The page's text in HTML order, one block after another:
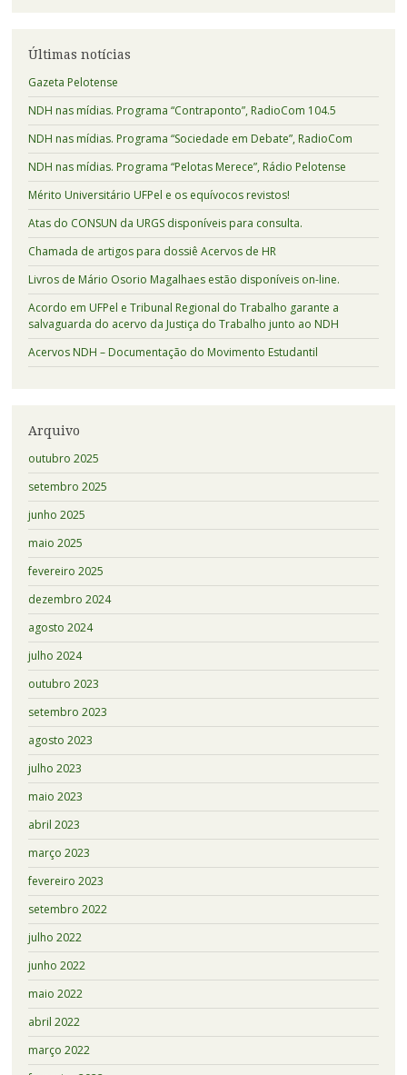
Últimas notícias
Gazeta Pelotense
NDH nas mídias. Programa “Contraponto”, RadioCom 104.5
NDH nas mídias. Programa “Sociedade em Debate”, RadioCom
NDH nas mídias. Programa “Pelotas Merece”, Rádio Pelotense
Mérito Universitário UFPel e os equívocos revistos!
Atas do CONSUN da URGS disponíveis para consulta.
Chamada de artigos para dossiê Acervos de HR
Livros de Mário Osorio Magalhaes estão disponíveis on-line.
Acordo em UFPel e Tribunal Regional do Trabalho garante a
salvaguarda do acervo da Justiça do Trabalho junto ao NDH
Acervos NDH – Documentação do Movimento Estudantil
Arquivo
outubro 2025
setembro 2025
junho 2025
maio 2025
fevereiro 2025
dezembro 2024
agosto 2024
julho 2024
outubro 2023
setembro 2023
agosto 2023
julho 2023
maio 2023
abril 2023
março 2023
fevereiro 2023
setembro 2022
julho 2022
junho 2022
maio 2022
abril 2022
março 2022